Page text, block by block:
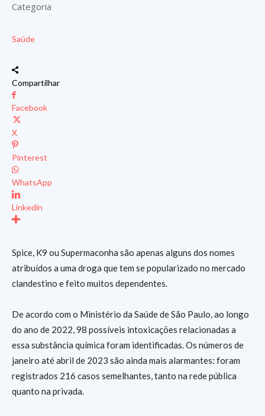
Categoria
Saúde
Compartilhar
Facebook
X
Pinterest
WhatsApp
Linkedin
Spice, K9 ou Supermaconha são apenas alguns dos nomes
atribuídos a uma droga que tem se popularizado no mercado
clandestino e feito muitos dependentes.
De acordo com o Ministério da Saúde de São Paulo, ao longo
do ano de 2022, 98 possíveis intoxicações relacionadas a
essa substância química foram identificadas. Os números de
janeiro até abril de 2023 são ainda mais alarmantes: foram
registrados 216 casos semelhantes, tanto na rede pública
quanto na privada.